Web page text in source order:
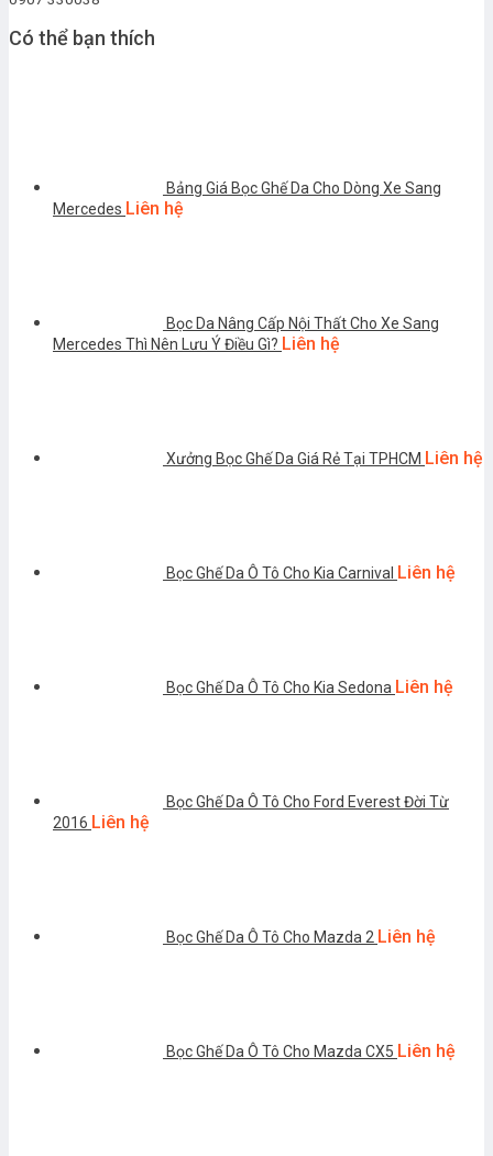
Có thể bạn thích
Bảng Giá Bọc Ghế Da Cho Dòng Xe Sang
Mercedes Liên hệ
Bọc Da Nâng Cấp Nội Thất Cho Xe Sang
Mercedes Thì Nên Lưu Ý Điều Gì? Liên hệ
Xưởng Bọc Ghế Da Giá Rẻ Tại TPHCM Liên hệ
Bọc Ghế Da Ô Tô Cho Kia Carnival Liên hệ
Bọc Ghế Da Ô Tô Cho Kia Sedona Liên hệ
Bọc Ghế Da Ô Tô Cho Ford Everest Đời Từ
2016 Liên hệ
Bọc Ghế Da Ô Tô Cho Mazda 2 Liên hệ
Bọc Ghế Da Ô Tô Cho Mazda CX5 Liên hệ